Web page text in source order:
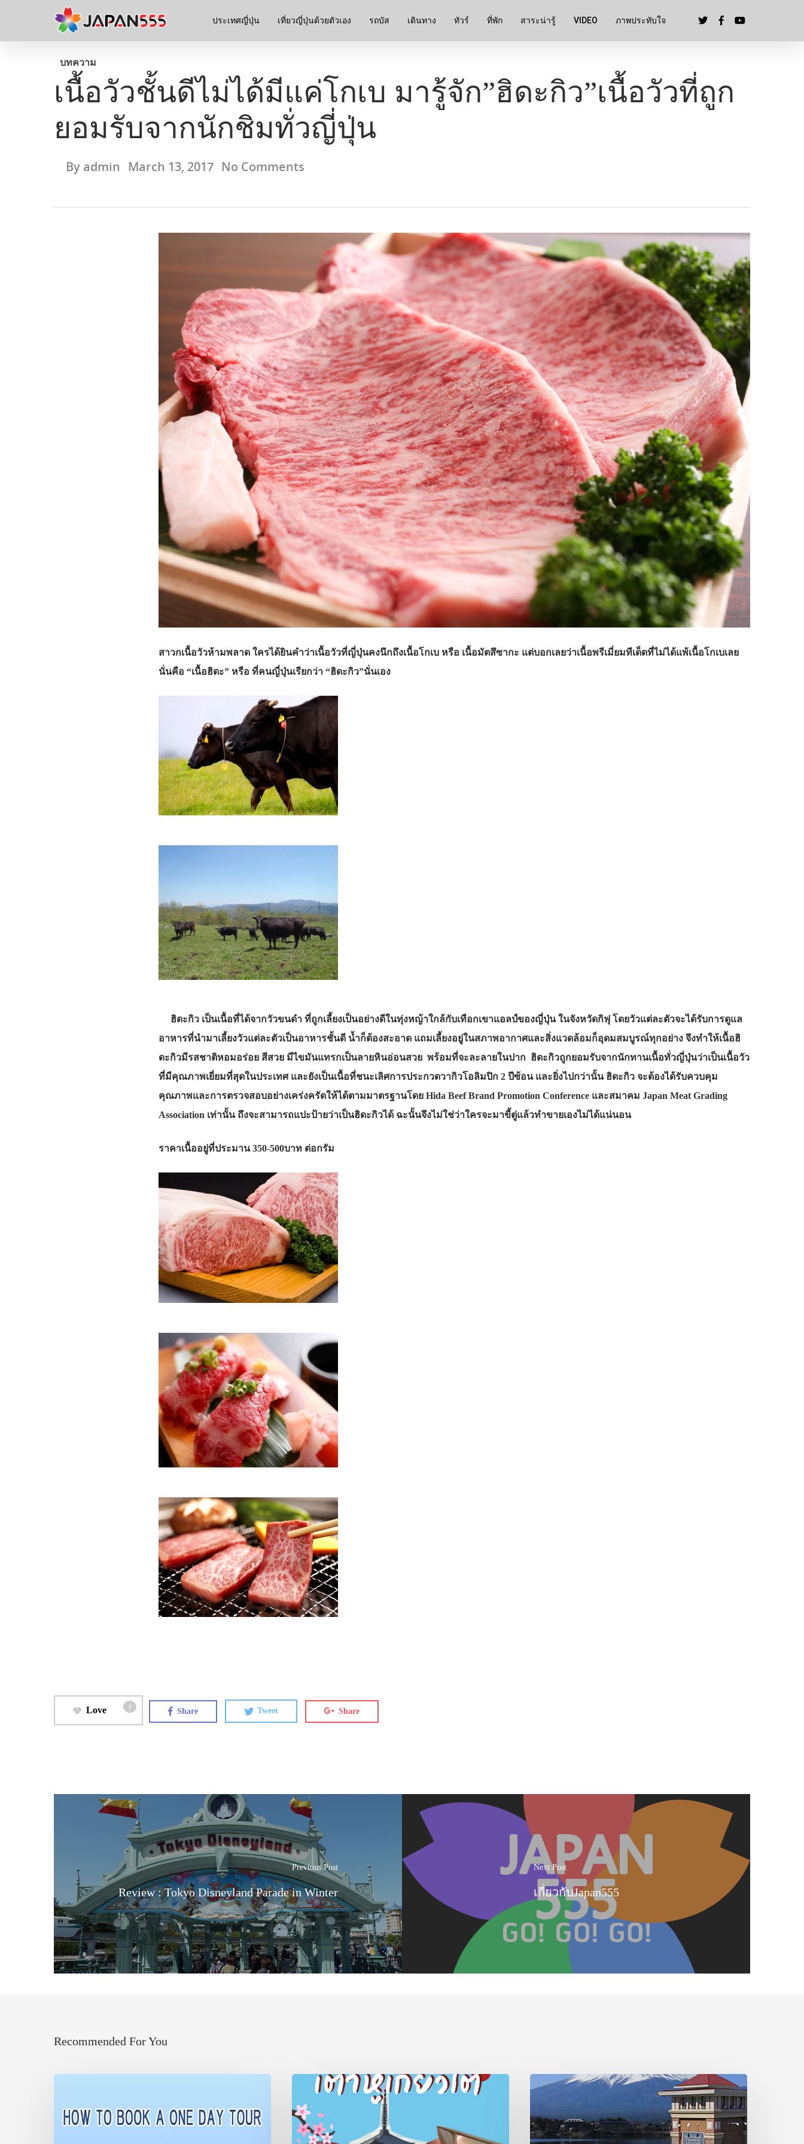
ประเทศญี่ปุ่น เที่ยวญี่ปุ่นด้วยตัวเอง รถบัส เดินทาง ทัวร์ ที่พัก สาระน่ารู้ VIDEO ภาพประทับใจ
บทความ
เนื้อวัวชั้นดีไม่ได้มีแค่โกเบ มารู้จัก”ฮิดะกิว”เนื้อวัวที่ถูก
ยอมรับจากนักชิมทั่วญี่ปุ่น
By admin March 13, 2017 No Comments
สาวกเนื้อวัวห้ามพลาด ใครได้ยินคำว่าเนื้อวัวที่ญี่ปุ่นคงนึกถึงเนื้อโกเบ หรือ เนื้อมัตสึซากะ แต่บอกเลยว่าเนื้อพรีเมี่ยมทีเด็ดที่ไม่ได้แพ้เนื้อโกเบเลย
นั่นคือ “เนื้อฮิดะ” หรือ ที่คนญี่ปุ่นเรียกว่า “ฮิดะกิว”นั่นเอง
ฮิดะกิว เป็นเนื้อที่ได้จากวัวขนดำ ที่ถูกเลี้ยงเป็นอย่างดีในทุ่งหญ้าใกล้กับเทือกเขาแอลป์ของญี่ปุ่น ในจังหวัดกิฟุ โดยวัวแต่ละตัวจะได้รับการดูแล
อาหารที่นำมาเลี้ยงวัวแต่ละตัวเป็นอาหารชั้นดี น้ำก็ต้องสะอาด แถมเลี้ยงอยู่ในสภาพอากาศและสิ่งแวดล้อมก็อุดมสมบูรณ์ทุกอย่าง จึงทำให้เนื้อฮิ
ดะกิวมีรสชาติหอมอร่อย สีสวย มีไขมันแทรกเป็นลายหินอ่อนสวย พร้อมที่จะละลายในปาก ฮิดะกิวถูกยอมรับจากนักทานเนื้อทั่วญี่ปุ่นว่าเป็นเนื้อวัว
ที่มีคุณภาพเยี่ยมที่สุดในประเทศ และยังเป็นเนื้อที่ชนะเลิศการประกวดวากิวโอลิมปิก 2 ปีซ้อน และยิ่งไปกว่านั้น ฮิดะกิว จะต้องได้รับควบคุม
คุณภาพและการตรวจสอบอย่างเคร่งครัดให้ได้ตามมาตรฐานโดย Hida Beef Brand Promotion Conference และสมาคม Japan Meat Grading
Association เท่านั้น ถึงจะสามารถแปะป้ายว่าเป็นฮิดะกิวได้ ฉะนั้นจึงไม่ใช่ว่าใครจะมาขี้ตู่แล้วทำขายเองไม่ได้แน่นอน
ราคาเนื้ออยู่ที่ประมาน 350-500บาท ต่อกรัม
Love 1 Share Tweet Share
Previous Post
Review : Tokyo Disneyland Parade in Winter
Next Post
เกี่ยวกับJapan555
Recommended For You